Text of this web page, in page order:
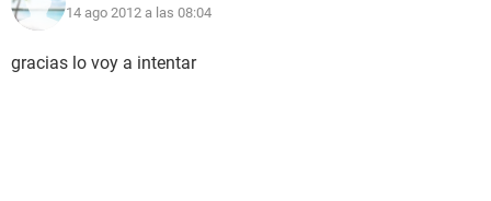
14 ago 2012 a las 08:04
gracias lo voy a intentar